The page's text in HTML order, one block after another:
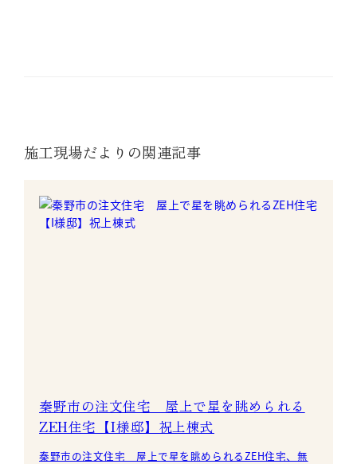
施工現場だよりの関連記事
秦野市の注文住宅 屋上で星を眺められる
ZEH住宅【I様邸】祝上棟式
秦野市の注文住宅 屋上で星を眺められるZEH住宅、無